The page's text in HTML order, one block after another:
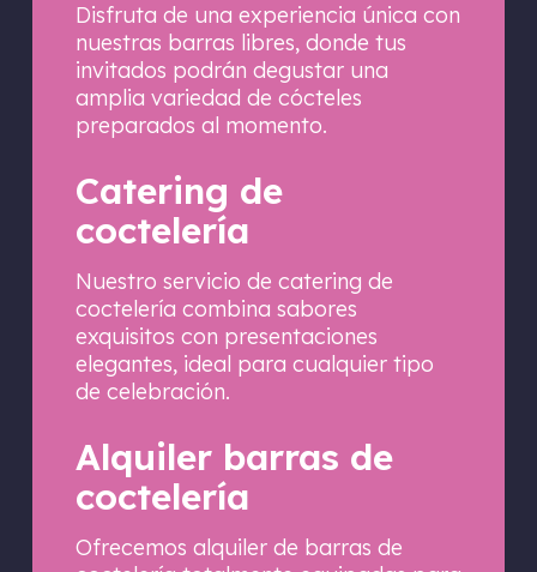
Disfruta de una experiencia única con
nuestras barras libres, donde tus
invitados podrán degustar una
amplia variedad de cócteles
preparados al momento.
Catering de
coctelería
Nuestro servicio de catering de
coctelería combina sabores
exquisitos con presentaciones
elegantes, ideal para cualquier tipo
de celebración.
Alquiler barras de
coctelería
Ofrecemos alquiler de barras de